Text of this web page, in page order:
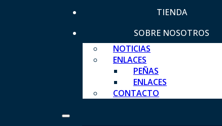
TIENDA
SOBRE NOSOTROS
NOTICIAS
ENLACES
PEÑAS
ENLACES
CONTACTO